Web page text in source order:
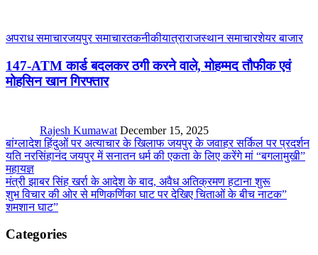
अपराध समाचारजयपुर समाचारतकनीकीयात्राराजस्थान समाचारशेयर बाजार
147-ATM कार्ड बदलकर ठगी करने वाले, मोहम्मद तौफीक एवं
मोहसिन खान गिरफ्तार
Rajesh Kumawat December 15, 2025
बांग्लादेश हिंदुओं पर अत्याचार के खिलाफ जयपुर के जवाहर सर्किल पर प्रदर्शन
यति नरसिंहानंद जयपुर में सनातन धर्म की एकता के लिए करेंगे मां “बगलामुखी”
महायज्ञ
मंत्री झाबर सिंह खर्रा के आदेश के बाद, अवैध अतिक्रमण हटाना शुरू
शुभ विचार की ओर से मणिकर्णिका घाट पर देखिए चिताओं के बीच नाटक”
शमशान घाट”
Categories